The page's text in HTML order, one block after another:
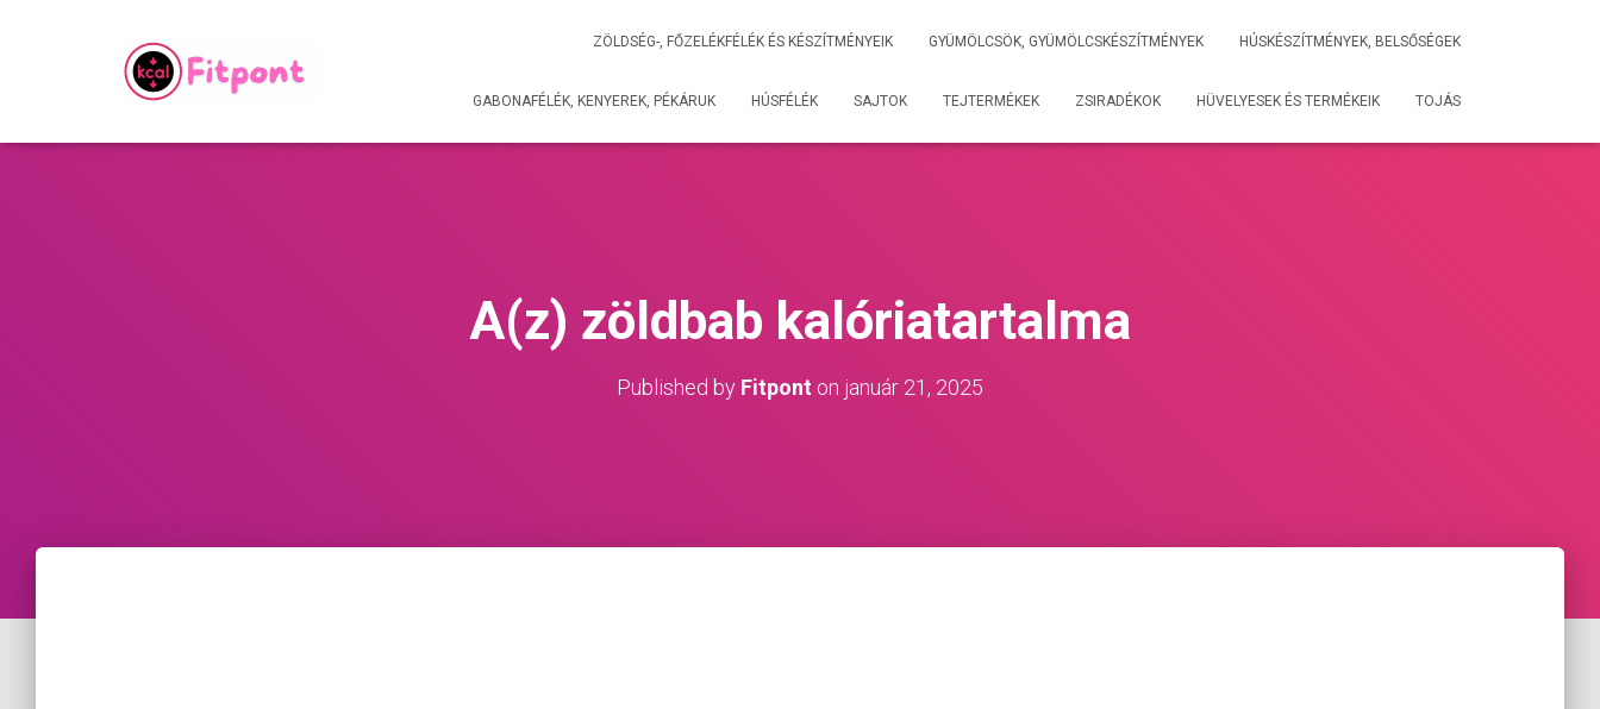
ZÖLDSÉG-, FŐZELÉKFÉLÉK ÉS KÉSZÍTMÉNYEIK GYÜMÖLCSÖK, GYÜMÖLCSKÉSZÍTMÉNYEK HÚSKÉSZÍTMÉNYEK, BELSŐSÉGEK
GABONAFÉLÉK, KENYEREK, PÉKÁRUK HÚSFÉLÉK SAJTOK TEJTERMÉKEK ZSIRADÉKOK HÜVELYESEK ÉS TERMÉKEIK TOJÁS
A(z) zöldbab kalóriatartalma
Published by Fitpont on január 21, 2025